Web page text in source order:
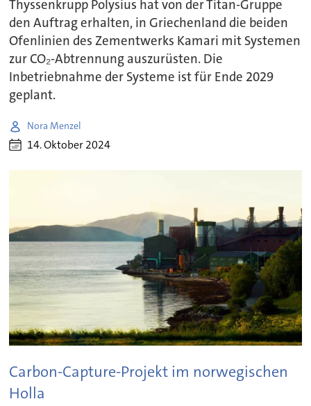
Thyssenkrupp Polysius hat von der Titan-Gruppe
den Auftrag erhalten, in Griechenland die beiden
Ofenlinien des Zementwerks Kamari mit Systemen
zur CO₂-Abtrennung auszurüsten. Die
Inbetriebnahme der Systeme ist für Ende 2029
geplant.
Nora Menzel
14. Oktober 2024
Carbon-Capture-Projekt im norwegischen
Holla